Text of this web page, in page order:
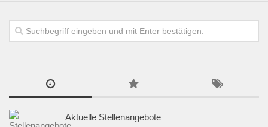
Aktuelle Stellenangebote